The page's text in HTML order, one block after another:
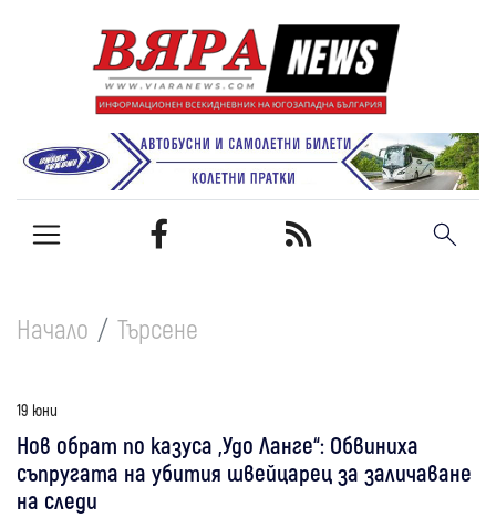
Начало Търсене
19 юни
Нов обрат по казуса „Удо Ланге“: Обвиниха
съпругата на убития швейцарец за заличаване
на следи